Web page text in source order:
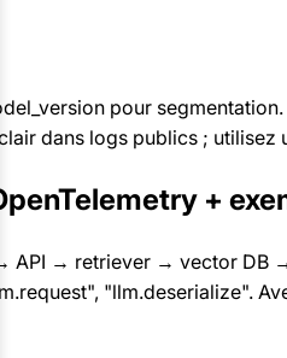
pour segmentation.
dans logs publics ; utilisez
+
API → retriever → vector DB
"llm.deserialize".